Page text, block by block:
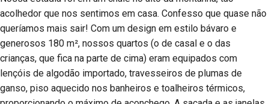
acolhedor que nos sentimos em casa. Confesso que quase não
queríamos mais sair! Com um design em estilo bávaro e
generosos 180 m², nossos quartos (o de casal e o das
crianças, que fica na parte de cima) eram equipados com
lençóis de algodão importado, travesseiros de plumas de
ganso, piso aquecido nos banheiros e toalheiros térmicos,